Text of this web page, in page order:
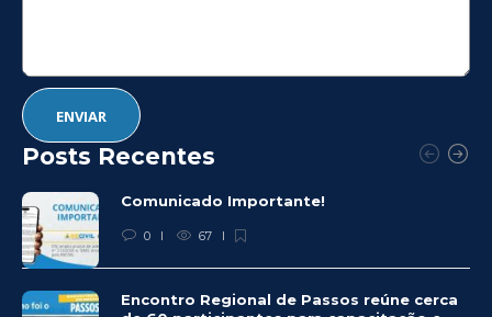
Posts Recentes
Comunicado Importante!
0 67
Encontro Regional de Passos reúne cerca